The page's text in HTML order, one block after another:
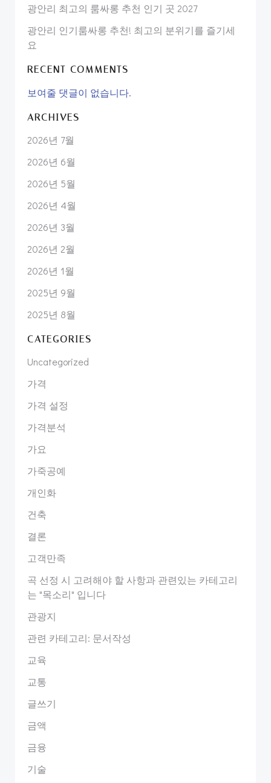
광안리 최고의 룸싸롱 추천 인기 곳 2027
광안리 인기룸싸롱 추천! 최고의 분위기를 즐기세
요
RECENT COMMENTS
보여줄 댓글이 없습니다.
ARCHIVES
2026년 7월
2026년 6월
2026년 5월
2026년 4월
2026년 3월
2026년 2월
2026년 1월
2025년 9월
2025년 8월
CATEGORIES
Uncategorized
가격
가격 설정
가격분석
가요
가죽공예
개인화
건축
결론
고객만족
곡 선정 시 고려해야 할 사항과 관련있는 카테고리
는 "목소리" 입니다
관광지
관련 카테고리: 문서작성
교육
교통
글쓰기
금액
금융
기술